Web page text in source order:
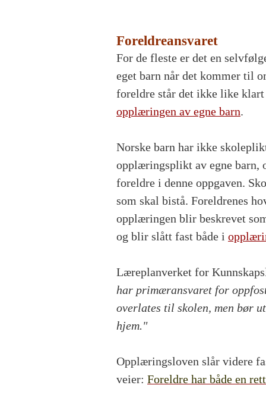
Foreldreansvaret
For de fleste er det en
eget barn når det kommer til
foreldre står det ikke like klart
opplæringen av egne barn.
Norske barn har ikke
opplæringsplikt av egne barn,
foreldre i denne oppgaven.
som skal bistå. Foreldrenes
opplæringen blir beskrevet
og blir slått fast både i
Læreplanverket for
har primæransvaret for
overlates til skolen, men bør
hjem."
Opplæringsloven slår videre
veier: Foreldre har både en